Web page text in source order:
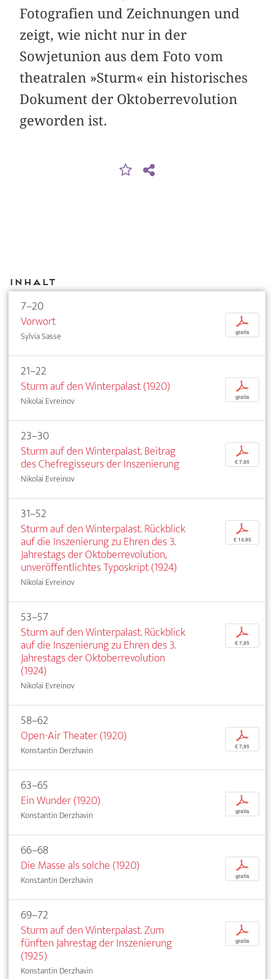
Fotografien und Zeichnungen und
zeigt, wie nicht nur in der
Sowjetunion aus dem Foto vom
theatralen »Sturm« ein historisches
Dokument der Oktober­revolution
geworden ist.
Inhalt
7–20
Vorwort
Sylvia Sasse
p
gratis
21–22
Sturm auf den Winterpalast (1920)
Nikolai Evreinov
p
gratis
23–30
Sturm auf den Winterpalast. Beitrag
des Chefregisseurs der Inszenierung
Nikolai Evreinov
p
€ 7,95
31–52
Sturm auf den Winterpalast. Rückblick
auf die Inszenierung zu Ehren des 3.
Jahrestags der Oktoberrevolution,
unveröffentlichtes Typoskript (1924)
Nikolai Evreinov
p
€ 14,95
53–57
Sturm auf den Winterpalast. Rückblick
auf die Inszenierung zu Ehren des 3.
Jahrestags der Oktoberrevolution
(1924)
Nikolai Evreinov
p
€ 7,95
58–62
Open-Air Theater (1920)
Konstantin Derzhavin
p
€ 7,95
63–65
Ein Wunder (1920)
Konstantin Derzhavin
p
gratis
66–68
Die Masse als solche (1920)
Konstantin Derzhavin
p
gratis
69–72
Sturm auf den Winterpalast. Zum
fünften Jahrestag der Inszenierung
(1925)
Konstantin Derzhavin
p
gratis